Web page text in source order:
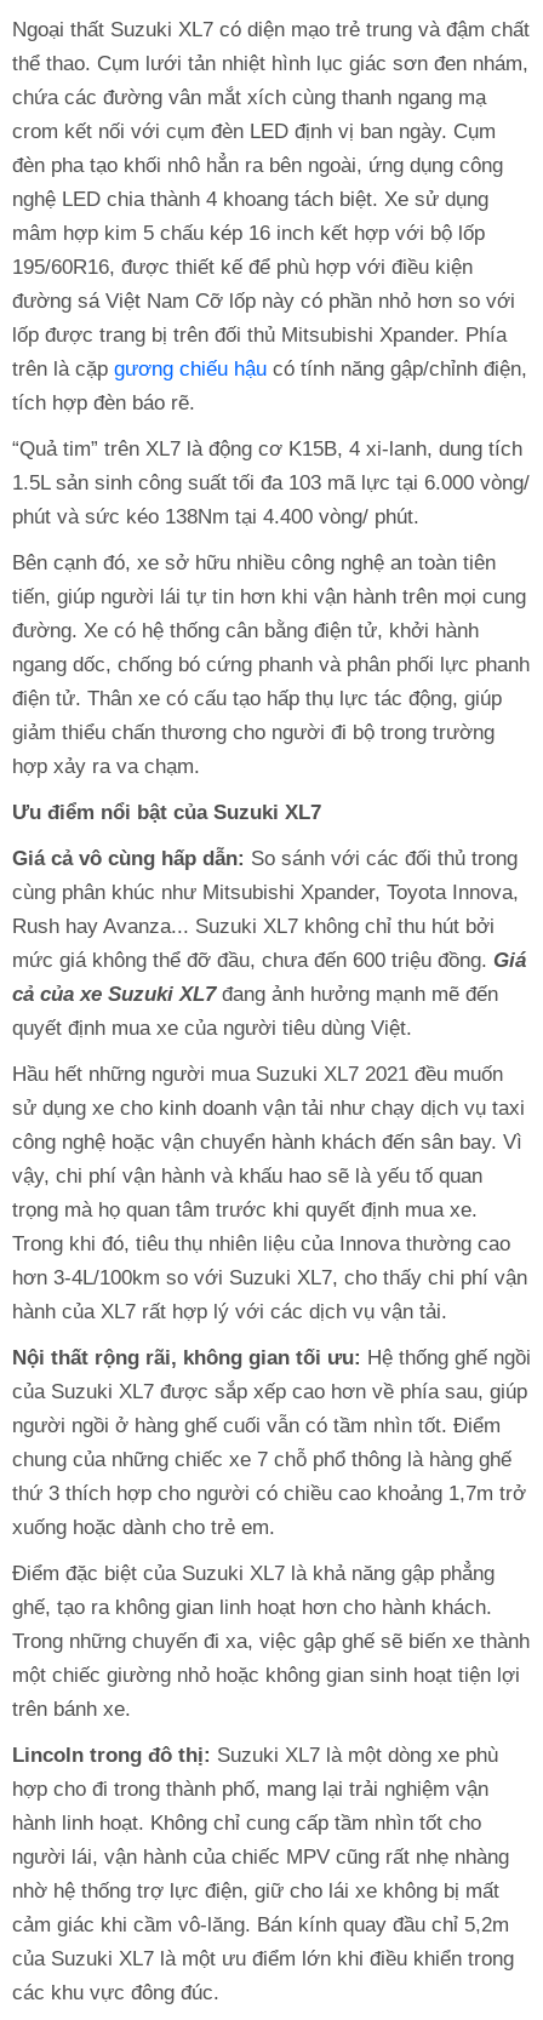
Ngoại thất Suzuki XL7 có diện mạo trẻ trung và đậm chất
thể thao. Cụm lưới tản nhiệt hình lục giác sơn đen nhám,
chứa các đường vân mắt xích cùng thanh ngang mạ
crom kết nối với cụm đèn LED định vị ban ngày. Cụm
đèn pha tạo khối nhô hẳn ra bên ngoài, ứng dụng công
nghệ LED chia thành 4 khoang tách biệt. Xe sử dụng
mâm hợp kim 5 chấu kép 16 inch kết hợp với bộ lốp
195/60R16, được thiết kế để phù hợp với điều kiện
đường sá Việt Nam Cỡ lốp này có phần nhỏ hơn so với
lốp được trang bị trên đối thủ Mitsubishi Xpander. Phía
trên là cặp gương chiếu hậu có tính năng gập/chỉnh điện,
tích hợp đèn báo rẽ.
“Quả tim” trên XL7 là động cơ K15B, 4 xi-lanh, dung tích
1.5L sản sinh công suất tối đa 103 mã lực tại 6.000 vòng/
phút và sức kéo 138Nm tại 4.400 vòng/ phút.
Bên cạnh đó, xe sở hữu nhiều công nghệ an toàn tiên
tiến, giúp người lái tự tin hơn khi vận hành trên mọi cung
đường. Xe có hệ thống cân bằng điện tử, khởi hành
ngang dốc, chống bó cứng phanh và phân phối lực phanh
điện tử. Thân xe có cấu tạo hấp thụ lực tác động, giúp
giảm thiểu chấn thương cho người đi bộ trong trường
hợp xảy ra va chạm.
Ưu điểm nổi bật của Suzuki XL7
Giá cả vô cùng hấp dẫn: So sánh với các đối thủ trong
cùng phân khúc như Mitsubishi Xpander, Toyota Innova,
Rush hay Avanza... Suzuki XL7 không chỉ thu hút bởi
mức giá không thể đỡ đầu, chưa đến 600 triệu đồng. Giá
cả của xe Suzuki XL7đang ảnh hưởng mạnh mẽ đến
quyết định mua xe của người tiêu dùng Việt.
Hầu hết những người mua Suzuki XL7 2021 đều muốn
sử dụng xe cho kinh doanh vận tải như chạy dịch vụ taxi
công nghệ hoặc vận chuyển hành khách đến sân bay. Vì
vậy, chi phí vận hành và khấu hao sẽ là yếu tố quan
trọng mà họ quan tâm trước khi quyết định mua xe.
Trong khi đó, tiêu thụ nhiên liệu của Innova thường cao
hơn 3-4L/100km so với Suzuki XL7, cho thấy chi phí vận
hành của XL7 rất hợp lý với các dịch vụ vận tải.
Nội thất rộng rãi, không gian tối ưu: Hệ thống ghế ngồi
của Suzuki XL7 được sắp xếp cao hơn về phía sau, giúp
người ngồi ở hàng ghế cuối vẫn có tầm nhìn tốt. Điểm
chung của những chiếc xe 7 chỗ phổ thông là hàng ghế
thứ 3 thích hợp cho người có chiều cao khoảng 1,7m trở
xuống hoặc dành cho trẻ em.
Điểm đặc biệt của Suzuki XL7 là khả năng gập phẳng
ghế, tạo ra không gian linh hoạt hơn cho hành khách.
Trong những chuyến đi xa, việc gập ghế sẽ biến xe thành
một chiếc giường nhỏ hoặc không gian sinh hoạt tiện lợi
trên bánh xe.
Lincoln trong đô thị: Suzuki XL7 là một dòng xe phù
hợp cho đi trong thành phố, mang lại trải nghiệm vận
hành linh hoạt. Không chỉ cung cấp tầm nhìn tốt cho
người lái, vận hành của chiếc MPV cũng rất nhẹ nhàng
nhờ hệ thống trợ lực điện, giữ cho lái xe không bị mất
cảm giác khi cầm vô-lăng. Bán kính quay đầu chỉ 5,2m
của Suzuki XL7 là một ưu điểm lớn khi điều khiển trong
các khu vực đông đúc.